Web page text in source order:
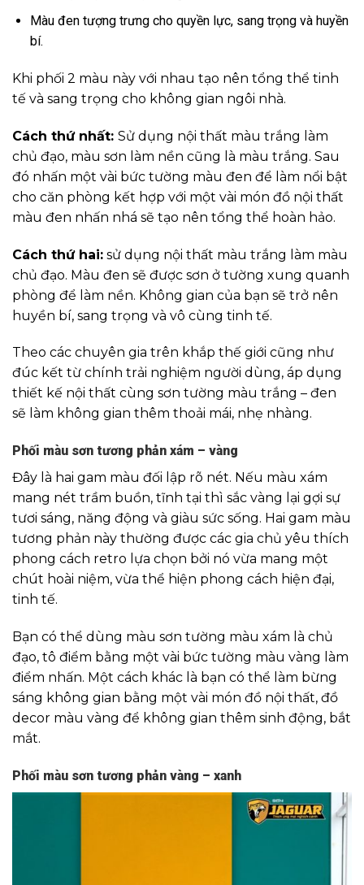
Màu đen tượng trưng cho quyền lực, sang trọng và huyền
bí.
Khi phối 2 màu này với nhau tạo nên tổng thể tinh
tế và sang trọng cho không gian ngôi nhà.
Cách thứ nhất: Sử dụng nội thất màu trắng làm
chủ đạo, màu sơn làm nền cũng là màu trắng. Sau
đó nhấn một vài bức tường màu đen để làm nổi bật
cho căn phòng kết hợp với một vài món đồ nội thất
màu đen nhấn nhá sẽ tạo nên tổng thể hoàn hảo.
Cách thứ hai: sử dụng nội thất màu trắng làm màu
chủ đạo. Màu đen sẽ được sơn ở tường xung quanh
phòng để làm nền. Không gian của bạn sẽ trở nên
huyền bí, sang trọng và vô cùng tinh tế.
Theo các chuyên gia trên khắp thế giới cũng như
đúc kết từ chính trải nghiệm người dùng, áp dụng
thiết kế nội thất cùng sơn tường màu trắng – đen
sẽ làm không gian thêm thoải mái, nhẹ nhàng.
Phối màu sơn tương phản xám – vàng
Đây là hai gam màu đối lập rõ nét. Nếu màu xám
mang nét trầm buồn, tĩnh tại thì sắc vàng lại gợi sự
tươi sáng, năng động và giàu sức sống. Hai gam màu
tương phản này thường được các gia chủ yêu thích
phong cách retro lựa chọn bởi nó vừa mang một
chút hoài niệm, vừa thể hiện phong cách hiện đại,
tinh tế.
Bạn có thể dùng màu sơn tường màu xám là chủ
đạo, tô điểm bằng một vài bức tường màu vàng làm
điểm nhấn. Một cách khác là bạn có thể làm bừng
sáng không gian bằng một vài món đồ nội thất, đồ
decor màu vàng để không gian thêm sinh động, bắt
mắt.
Phối màu sơn tương phản vàng – xanh